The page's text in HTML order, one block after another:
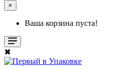
×
Ваша корзина пуста!
✖